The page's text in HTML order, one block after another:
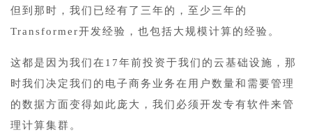
但到那时，我们已经有了三年的，至少三年的
Transformer开发经验，也包括大规模计算的经验。
这都是因为我们在17年前投资于我们的云基础设施，那
时我们决定我们的电子商务业务在用户数量和需要管理
的数据方面变得如此庞大，我们必须开发专有软件来管
理计算集群。